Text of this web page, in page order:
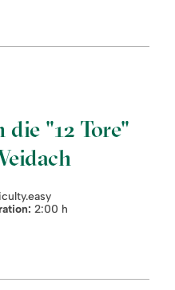
"12 Tore"
2:00 h